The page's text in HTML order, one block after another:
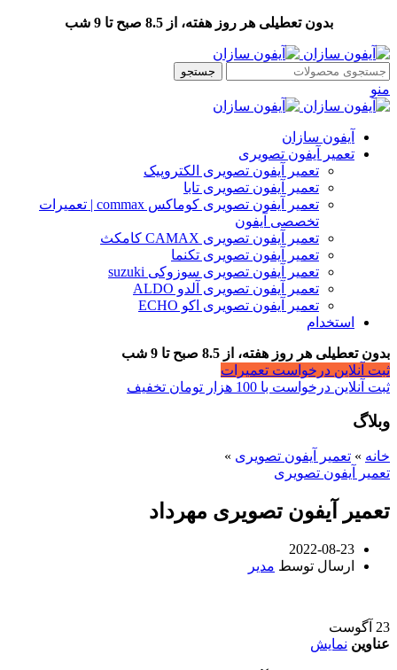
بدون تعطیلی هر روز هفته، از 8.5 صبح تا 9 شب
جستجو
منو
آیفون سازان
تعمیر آیفون تصویری
تعمیر آیفون تصویری الکتروپیک
تعمیر آیفون تصویری تابا
تعمیر آیفون تصویری کوماکس commax | تعمیرات
تخصصی آیفون
تعمیر آیفون تصویری CAMAX کامکث
تعمیر آیفون تصویری تکنما
تعمیر آیفون تصویری سوزوکی suzuki
تعمیر آیفون تصویری آلدو ALDO
تعمیر آیفون تصویری اکو ECHO
استخدام
بدون تعطیلی هر روز هفته، از 8.5 صبح تا 9 شب
ثبت آنلاین درخواست تعمیرات
ثبت آنلاین درخواست با 100 هزار تومان تخفیف
وبلاگ
خانه » تعمیر آیفون تصویری »
تعمیر آیفون تصویری
تعمیر آیفون تصویری مهرداد
2022-08-23
ارسال توسط مدیر
23 آگوست
عناوین نمایش